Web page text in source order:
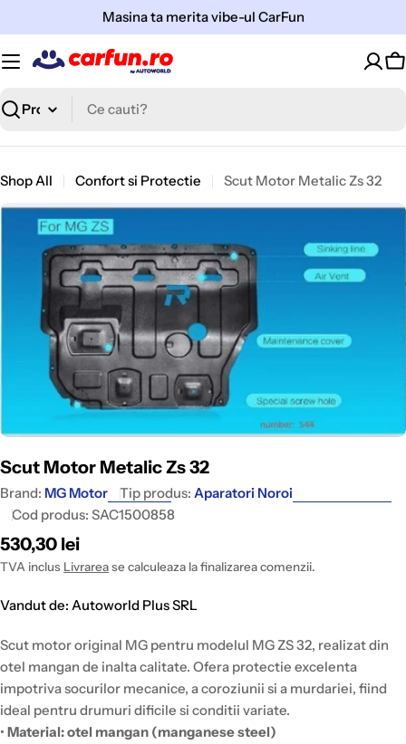
la
continut
Masina ta merita vibe-ul CarFun
Cauta
Shop All Confort si Protectie Scut Motor Metalic Zs 32
media 0 in modal
Scut Motor Metalic Zs 32
Brand: MG Motor Tip produs: Aparatori Noroi
Cod produs: SAC1500858
Pret
intreg
530,30 lei
TVA inclus Livrarease calculeaza la finalizarea comenzii.
Vandut de: Autoworld Plus SRL
Scut motor original MG pentru modelul MG ZS 32, realizat din
otel mangan de inalta calitate. Ofera protectie excelenta
impotriva socurilor mecanice, a coroziunii si a murdariei, fiind
ideal pentru drumuri dificile si conditii variate.
• Material: otel mangan (manganese steel)